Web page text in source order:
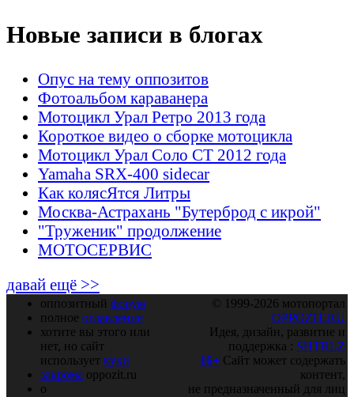
Новые записи в блогах
Опус на тему оппозитов
Фотоальбом караванера
Мотоцикл Урал Ретро 2013 года
Короткое видео о сборке мотоцикла
Мотоцикл Урал Соло СТ 2012 года
Yamaha SRX-400 sidecar
Как колясЯтся Литры
Москва-Астрахань "Бутерброд с икрой"
"Труженик" продолжение
МОТОСЕРВИС
давай ещё >>
оппозитный форум
полное оглавление
хотите вы этого или
нет, но сайт
использует куки
закрома oppozit.ru
о
© 1999-2026 мотопортал
OPPOZIT.RU
Идея, дизайн, развитие и
поддержка : SHTRLZ
16+ Сайт может содержать
контент,
не предназначенный для лиц